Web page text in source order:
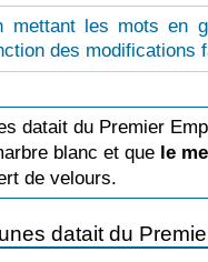
mettant les mots en
des modifications
datait du Premier
blanc et que le
de velours.